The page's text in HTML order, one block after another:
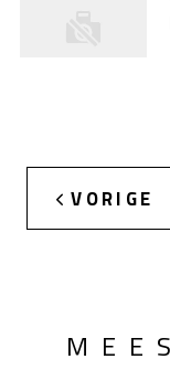
VORIGE